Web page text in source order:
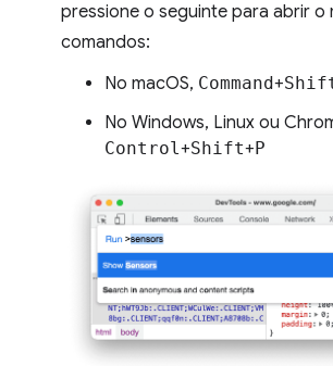
pressione o seguinte para abrir o
comandos:
No macOS, Command+
No Windows, Linux ou
Control+Shift+P